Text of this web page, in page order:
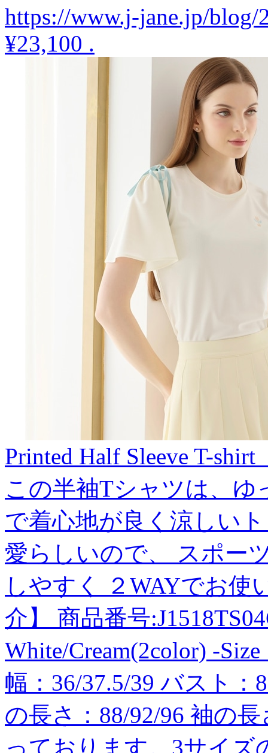
https://www.j-jane.jp/blog/
¥23,100 .
Printed Half Sleeve T-shirt
この半袖Tシャツは、
で着心地が良く涼しい
愛らしいので、 スポー
しやすく ２WAYでお使
介】 商品番号
White/Cream(2color) -
幅：36/37.5/39 バスト：
の長さ：88/92/96 袖の
っております。3サイズ